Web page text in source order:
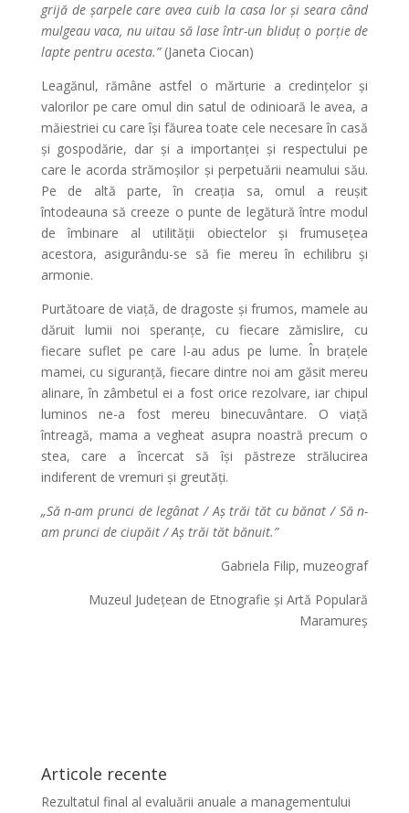
grijă de şarpele care avea cuib la casa lor şi seara când
mulgeau vaca, nu uitau să lase într-un bliduţ o porţie de
lapte pentru acesta.” (Janeta Ciocan)
Leagănul, rămâne astfel o mărturie a credințelor și
valorilor pe care omul din satul de odinioară le avea, a
măiestriei cu care își făurea toate cele necesare în casă
și gospodărie, dar și a importanței și respectului pe
care le acorda strămoșilor și perpetuării neamului său.
Pe de altă parte, în creația sa, omul a reușit
întodeauna să creeze o punte de legătură între modul
de îmbinare al utilității obiectelor și frumusețea
acestora, asigurându-se să fie mereu în echilibru și
armonie.
Purtătoare de viață, de dragoste și frumos, mamele au
dăruit lumii noi speranțe, cu fiecare zămislire, cu
fiecare suflet pe care l-au adus pe lume. În brațele
mamei, cu siguranță, fiecare dintre noi am găsit mereu
alinare, în zâmbetul ei a fost orice rezolvare, iar chipul
luminos ne-a fost mereu binecuvântare. O viață
întreagă, mama a vegheat asupra noastră precum o
stea, care a încercat să își păstreze strălucirea
indiferent de vremuri și greutăți.
„Să n-am prunci de legânat / Aș trăi tăt cu bănat / Să n-
am prunci de ciupăit / Aș trăi tăt bănuit.”
Gabriela Filip, muzeograf
Muzeul Județean de Etnografie și Artă Populară
Maramureș
Articole recente
Rezultatul final al evaluării anuale a managementului